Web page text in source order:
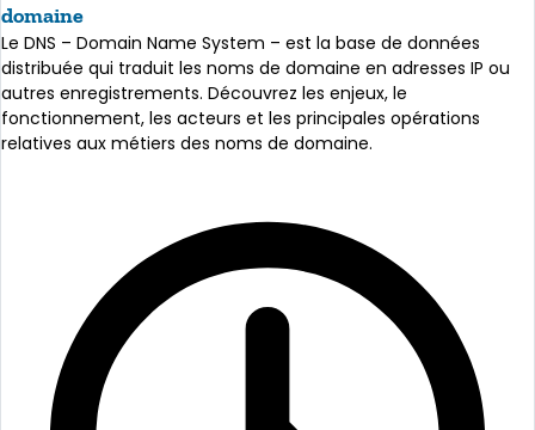
domaine
Le DNS – Domain Name System – est la base de données
distribuée qui traduit les noms de domaine en adresses IP ou
autres enregistrements. Découvrez les enjeux, le
fonctionnement, les acteurs et les principales opérations
relatives aux métiers des noms de domaine.